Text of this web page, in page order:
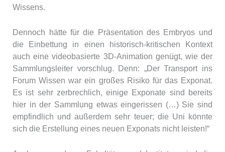
Wissens.
Dennoch hätte für die Präsentation des Embryos und
die Einbettung in einen historisch-kritischen Kontext
auch eine videobasierte 3D-Animation genügt, wie der
Sammlungsleiter vorschlug. Denn: „Der Transport ins
Forum Wissen war ein großes Risiko für das Exponat.
Es ist sehr zerbrechlich, einige Exponate sind bereits
hier in der Sammlung etwas eingerissen (…) Sie sind
empfindlich und außerdem sehr teuer; die Uni könnte
sich die Erstellung eines neuen Exponats nicht leisten!“